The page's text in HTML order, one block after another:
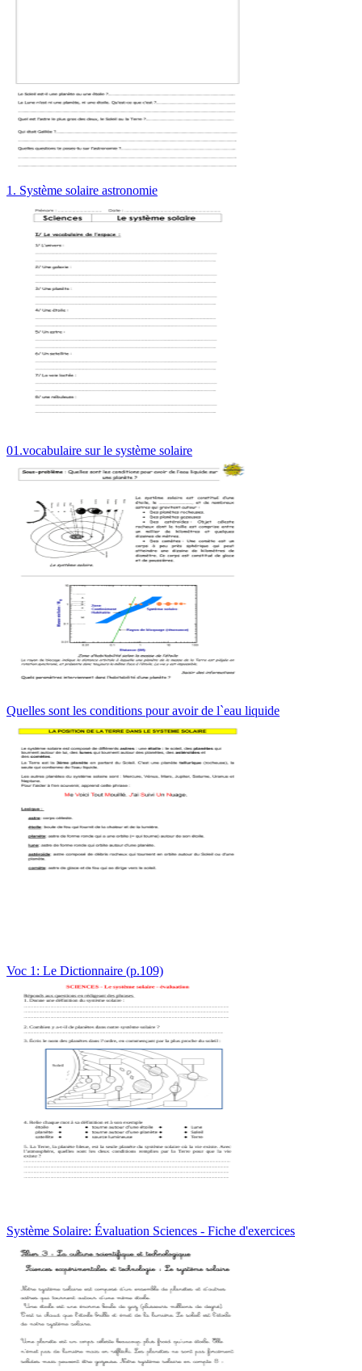
1. Système solaire astronomie
01.vocabulaire sur le système solaire
Quelles sont les conditions pour avoir de l`eau liquide
Voc 1: Le Dictionnaire (p.109)
Système Solaire: Évaluation Sciences - Fiche d'exercices